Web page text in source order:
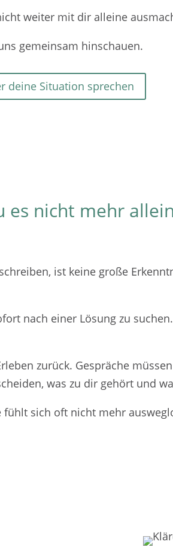
weiter mit dir alleine
gemeinsam hinschauen.
deine Situation sprechen
es nicht mehr
ist keine große
nach einer Lösung zu
zurück. Gespräche
was zu dir gehört und
sich oft nicht mehr